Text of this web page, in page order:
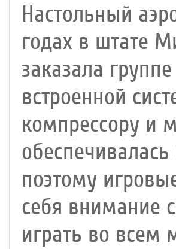
Настольный
годах в штате
заказала
встроенной
компрессору и
поэтому
себя внимание
играть во всем